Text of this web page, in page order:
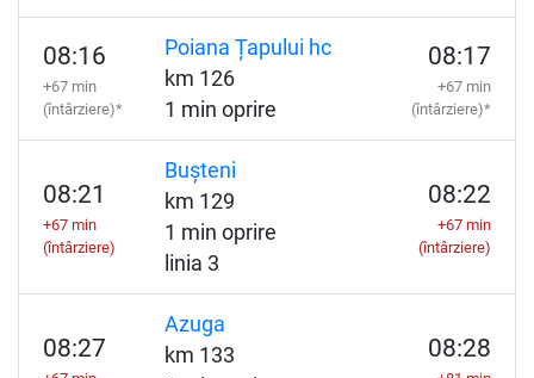
08:16
+67 min
(întârziere)*
Poiana Țapului hc
km 126
1 min oprire
08:17
+67 min
(întârziere)*
08:21
+67 min
(întârziere)
Bușteni
km 129
1 min oprire
linia 3
08:22
+67 min
(întârziere)
08:27
Azuga
km 133
08:28